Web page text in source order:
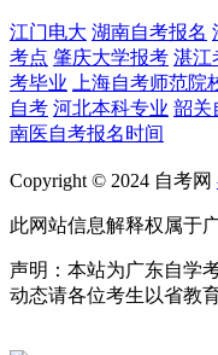
江门电大 湖南自考报名
考点 肇庆大学报考 湛江
考毕业
上海自考师范院
自考 河北本科专业 韶关
南医自考报名时间
Copyright © 2024 自考网
此网站信息解释权属于
声明：本站为广东自学
动态请各位考生以省教